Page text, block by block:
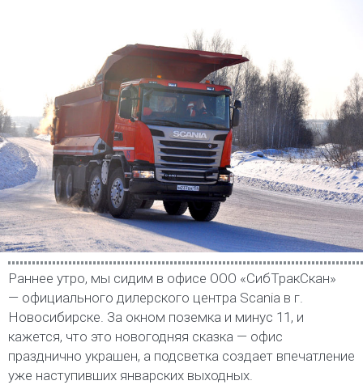
Раннее утро, мы сидим в офисе ООО «СибТракСкан»
— официального дилерского центра Scania в г.
Новосибирске. За окном поземка и минус 11, и
кажется, что это новогодняя сказка — офис
празднично украшен, а подсветка создает впечатление
уже наступивших январских выходных.